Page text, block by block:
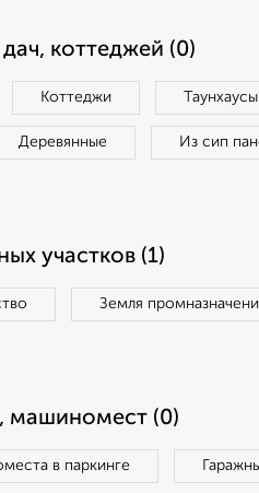
коттеджей (0)
Коттеджи Таунхаусы
Деревянные Из сип
участков (1)
Земля
машиномест (0)
в паркинге